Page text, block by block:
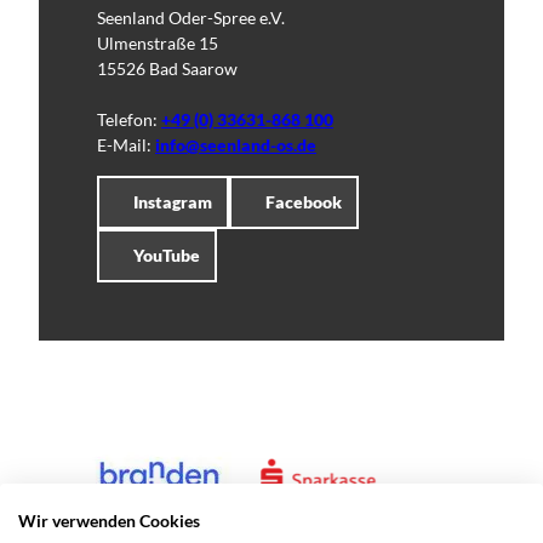
Seenland Oder-Spree e.V.
Ulmenstraße 15
15526 Bad Saarow
Telefon: +49 (0) 33631-868 100
E-Mail: info@seenland-os.de
Instagram Facebook
YouTube
Wir verwenden Cookies